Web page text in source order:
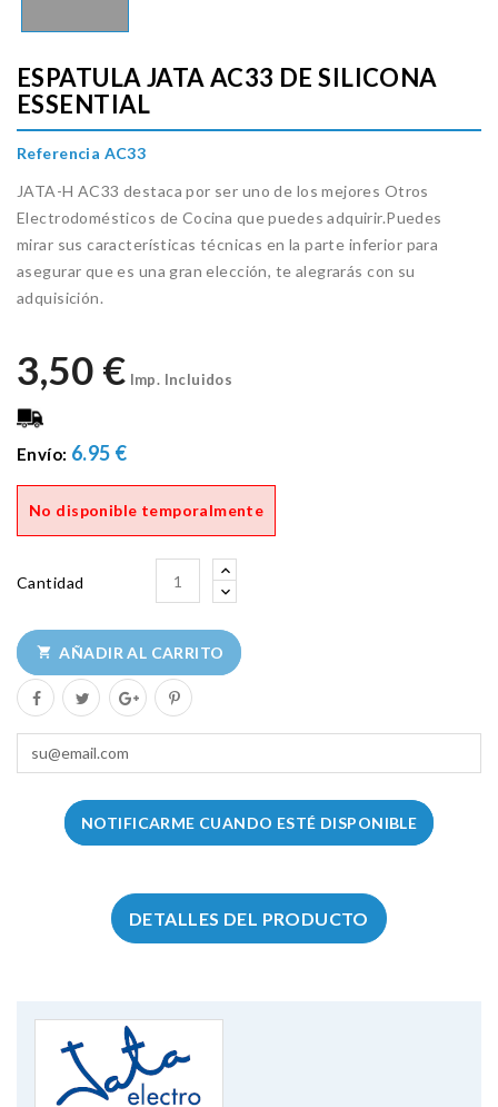
ESPATULA JATA AC33 DE SILICONA
ESSENTIAL
Referencia AC33
JATA-H AC33 destaca por ser uno de los mejores Otros
Electrodomésticos de Cocina que puedes adquirir.Puedes
mirar sus características técnicas en la parte inferior para
asegurar que es una gran elección, te alegrarás con su
adquisición.
3,50 € Imp. Incluidos
Envío: 6.95 €
No disponible temporalmente
Cantidad
 AÑADIR AL CARRITO
NOTIFICARME CUANDO ESTÉ DISPONIBLE
DETALLES DEL PRODUCTO